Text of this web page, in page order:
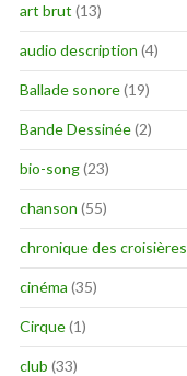
art brut (13)
audio description (4)
Ballade sonore(19)
Bande Dessinée(2)
bio-song(23)
chanson (55)
chronique des croisières
cinéma (35)
Cirque(1)
club (33)